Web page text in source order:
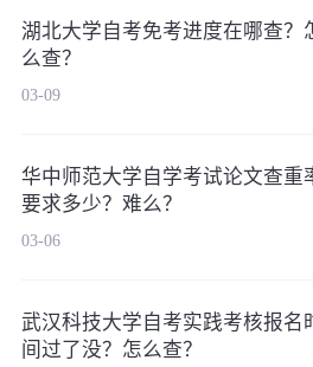
湖北大学自考免考进度在哪查？
么查？
03-09
华中师范大学自学考试论文查重
要求多少？难么？
03-06
武汉科技大学自考实践考核报名
间过了没？怎么查？